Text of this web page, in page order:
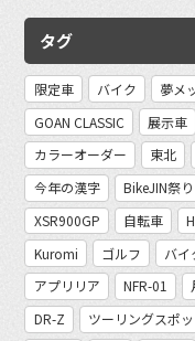
タグ
限定車 バイク 夢メ
GOAN CLASSIC
展示車
カラーオーダー
東北
今年の漢字
BikeJIN祭り
XSR900GP
自転車
Kuromi
ゴルフ バイ
アプリリア
NFR-01
DR-Z
ツーリングスポ